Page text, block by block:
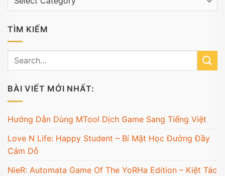
TÌM KIẾM
BÀI VIẾT MỚI NHẤT:
Hướng Dẫn Dùng MTool Dịch Game Sang Tiếng Việt
Love N Life: Happy Student – Bí Mật Học Đường Đầy
Cám Dỗ
NieR: Automata Game Of The YoRHa Edition – Kiệt Tác